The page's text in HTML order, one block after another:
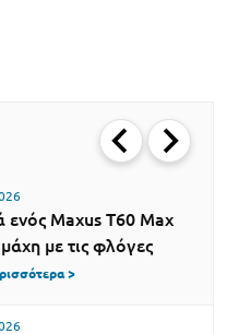
Maxus T60 Max
με τις φλόγες
>